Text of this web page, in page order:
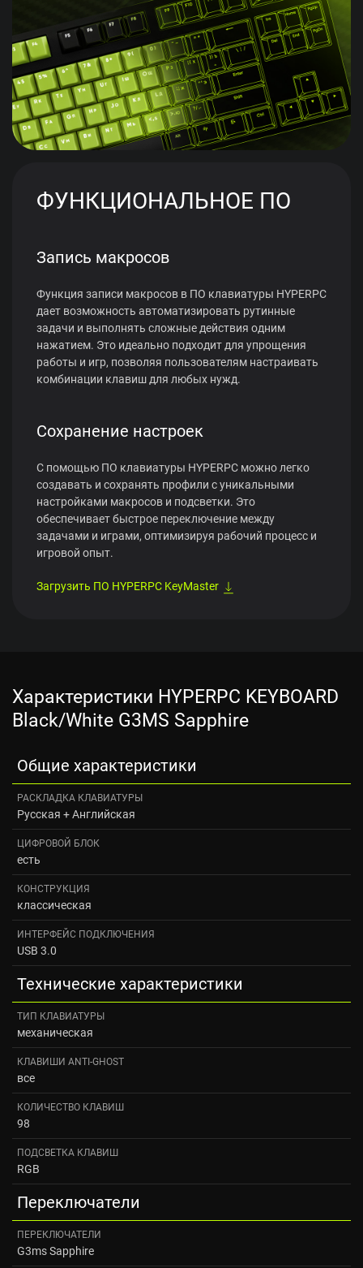
ФУНКЦИОНАЛЬНОЕ ПО
Запись макросов
Функция записи макросов в ПО клавиатуры HYPERPC
дает возможность автоматизировать рутинные
задачи и выполнять сложные действия одним
нажатием. Это идеально подходит для упрощения
работы и игр, позволяя пользователям настраивать
комбинации клавиш для любых нужд.
Сохранение настроек
С помощью ПО клавиатуры HYPERPC можно легко
создавать и сохранять профили с уникальными
настройками макросов и подсветки. Это
обеспечивает быстрое переключение между
задачами и играми, оптимизируя рабочий процесс и
игровой опыт.
Загрузить ПО HYPERPC KeyMaster
Характеристики HYPERPC KEYBOARD
Black/White G3MS Sapphire
Общие характеристики
РАСКЛАДКА КЛАВИАТУРЫ
Русская + Английская
ЦИФРОВОЙ БЛОК
есть
КОНСТРУКЦИЯ
классическая
ИНТЕРФЕЙС ПОДКЛЮЧЕНИЯ
USB 3.0
Технические характеристики
ТИП КЛАВИАТУРЫ
механическая
КЛАВИШИ ANTI-GHOST
все
КОЛИЧЕСТВО КЛАВИШ
98
ПОДСВЕТКА КЛАВИШ
RGB
Переключатели
ПЕРЕКЛЮЧАТЕЛИ
G3ms Sapphire